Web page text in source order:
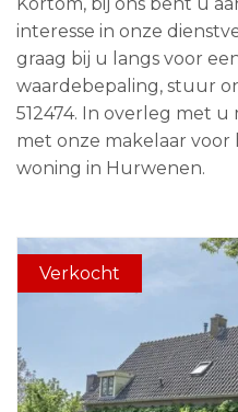
interesse in onze
graag bij u langs voor
waardebepaling, stuur
512474. In overleg met
met onze makelaar
woning in Hurwenen.
Verkocht